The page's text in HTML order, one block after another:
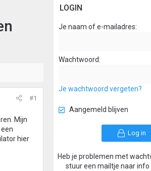
#1
Mijn
hier
LOGIN
Je naam of e-mailadres
Wachtwoord
Je wachtwoord vergeten?
Aangemeld blijven
Log in
Heb je problemen met
stuur een mailtje naar info